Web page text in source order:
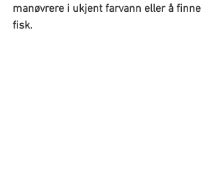
manøvrere i ukjent farvann eller å finne
fisk.